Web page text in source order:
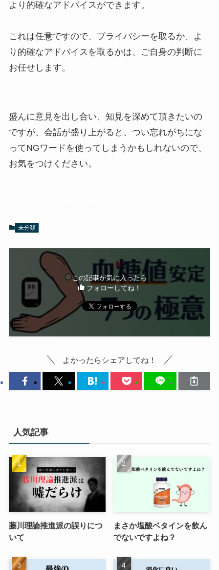
より的確なアドバイスができます。
これは任意ですので、プライバシーを取るか、よ
り的確なアドバイスを取るかは、ご自身の判断に
お任せします。
盛んに意見を出し合い、知見を深めて頂きたいの
ですが、会話が盛り上がると、つい忘れがちにな
ってNGワードを使ってしまうかもしれないので、
お気をつけください。
未分類
この記事が気に入ったら
フォローしてね！
よかったらシェアしてね！
人気記事
藤川理論推進派の誤りにつ
いて
まさか塩酸ベタインを飲ん
でないですよね？